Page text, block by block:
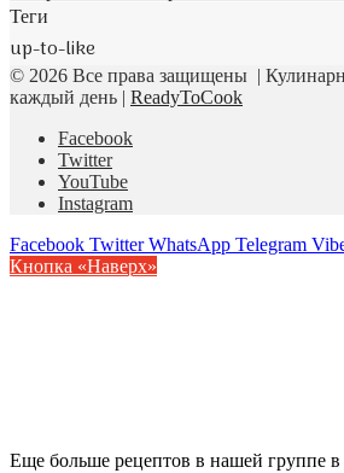
Теги
up-to-like
© 2026 Все права защищены |
каждый день | ReadyToCook
Facebook
Twitter
YouTube
Instagram
Facebook Twitter WhatsApp Telegram
Кнопка «Наверх»
Еще больше рецептов в нашей группе